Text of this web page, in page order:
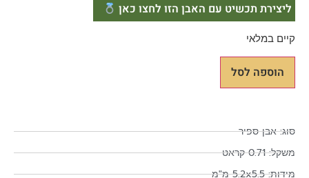
ליצירת תכשיט עם האבן הזו לחצו כאן
קיים במלאי
הוספה לסל
סוג: אבן ספיר
משקל: 0.71 קראט
מידות: 5.2x5.5 מ"מ